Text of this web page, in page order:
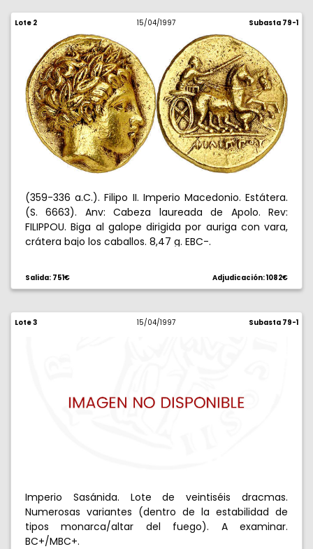
Lote 2 15/04/1997 Subasta 79-1
(359-336 a.C.). Filipo II. Imperio Macedonio. Estátera.
(S. 6663). Anv: Cabeza laureada de Apolo. Rev:
FILIPPOU. Biga al galope dirigida por auriga con vara,
crátera bajo los caballos. 8,47 g. EBC-.
Salida: 751€ Adjudicación: 1082€
Lote 3 15/04/1997 Subasta 79-1
Imperio Sasánida. Lote de veintiséis dracmas.
Numerosas variantes (dentro de la estabilidad de
tipos monarca/altar del fuego). A examinar.
BC+/MBC+.